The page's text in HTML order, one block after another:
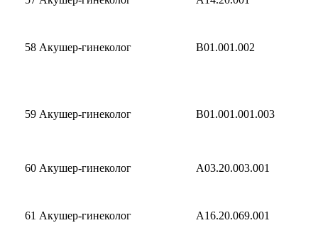
58 Акушер-гинеколог B01.001.002
59 Акушер-гинеколог B01.001.001.003
60 Акушер-гинеколог A03.20.003.001
61 Акушер-гинеколог A16.20.069.001